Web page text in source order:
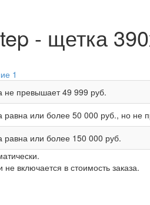
- щетка
не превышает49 999 руб.
равна или более 50 000 руб., но не
равна или более 150 000 руб.
включается в стоимость заказа.